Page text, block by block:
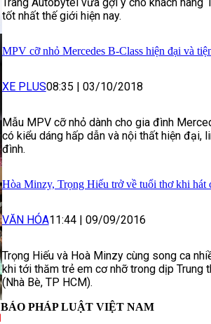
tốt nhất thế giới hiện nay.
MPV cỡ nhỏ Mercedes B-Class hiện đại và
XE PLUS08:35 | 03/10/2018
Mẫu MPV cỡ nhỏ dành cho gia đình
có kiểu dáng hấp dẫn và nội thất hiện đại,
đình.
Hòa Minzy, Trọng Hiếu trở về tuổi thơ khi hát
VĂN HÓA11:44 | 09/09/2016
Trọng Hiếu và Hoà Minzy cùng song ca
khi tới thăm trẻ em cơ nhỡ trong dịp Trung
(Nhà Bè, TP HCM).
BÁO PHÁP LUẬT VIỆT NAM